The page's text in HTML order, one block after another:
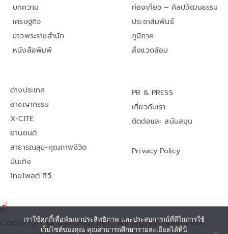
บทความ
เศรษฐกิจ
ข่าวพระราชสำนัก
หนังสือพิมพ์
ท่องเที่ยว – ศิลปวัฒนธรรม
ประชาสัมพันธ์
ภูมิภาค
สิ่งแวดล้อม
ต่างประเทศ
อาชญากรรม
X-CITE
ยานยนต์
สาธารณสุข-คุณภาพชีวิต
บันเทิง
ไทยโพสต์ ทีวี
PR & PRESS
เกี่ยวกับเรา
ติดต่อและ สนับสนุน
Privacy Policy
Copyright© thaipost.net, All rights reserved.,
เราใช้คุกกี้เพื่อพัฒนาประสิทธิภาพ และประสบการณ์ที่ดีในการใช้
เว็บไซต์ของคุณ คุณสามารถศึกษารายละเอียดได้ที่นี่